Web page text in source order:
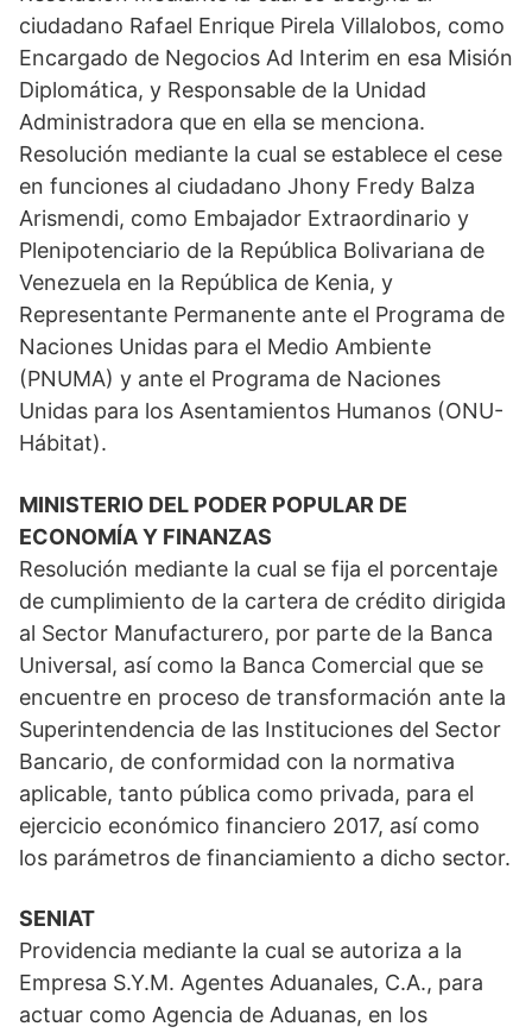
ciudadano Rafael Enrique Pirela Villalobos, como
Encargado de Negocios Ad Interim en esa Misión
Diplomática, y Responsable de la Unidad
Administradora que en ella se menciona.
Resolución mediante la cual se establece el cese
en funciones al ciudadano Jhony Fredy Balza
Arismendi, como Embajador Extraordinario y
Plenipotenciario de la República Bolivariana de
Venezuela en la República de Kenia, y
Representante Permanente ante el Programa de
Naciones Unidas para el Medio Ambiente
(PNUMA) y ante el Programa de Naciones
Unidas para los Asentamientos Humanos (ONU-
Hábitat).
MINISTERIO DEL PODER POPULAR DE
ECONOMÍA Y FINANZAS
Resolución mediante la cual se fija el porcentaje
de cumplimiento de la cartera de crédito dirigida
al Sector Manufacturero, por parte de la Banca
Universal, así como la Banca Comercial que se
encuentre en proceso de transformación ante la
Superintendencia de las Instituciones del Sector
Bancario, de conformidad con la normativa
aplicable, tanto pública como privada, para el
ejercicio económico financiero 2017, así como
los parámetros de financiamiento a dicho sector.
SENIAT
Providencia mediante la cual se autoriza a la
Empresa S.Y.M. Agentes Aduanales, C.A., para
actuar como Agencia de Aduanas, en los